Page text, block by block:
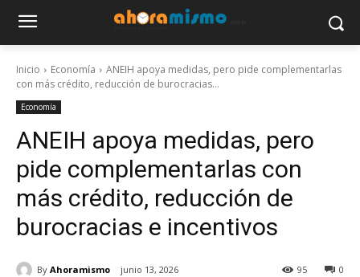
Inicio Economía
ANEIH apoya medidas, pero pide complementarlas
con más crédito, reducción de burocracias...
Economía
ANEIH apoya medidas, pero
pide complementarlas con
más crédito, reducción de
burocracias e incentivos
By Ahoramismo junio 13, 2026 0
95